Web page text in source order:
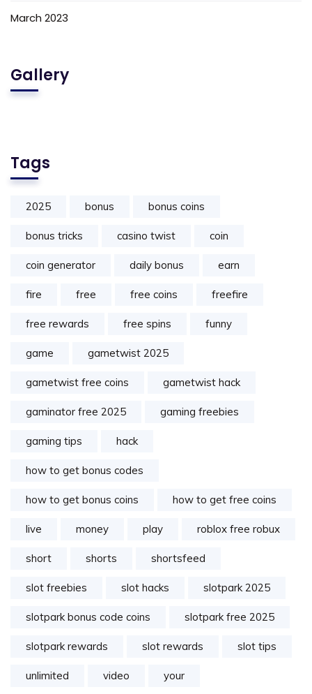
March 2023
Gallery
Tags
2025 bonus bonus coins
bonus tricks casino twist coin
coin generator daily bonus earn
fire free free coins freefire
free rewards free spins funny
game gametwist 2025
gametwist free coins gametwist hack
gaminator free 2025 gaming freebies
gaming tips hack
how to get bonus codes
how to get bonus coins how to get free coins
live money play roblox free robux
short shorts shortsfeed
slot freebies slot hacks slotpark 2025
slotpark bonus code coins slotpark free 2025
slotpark rewards slot rewards slot tips
unlimited video your